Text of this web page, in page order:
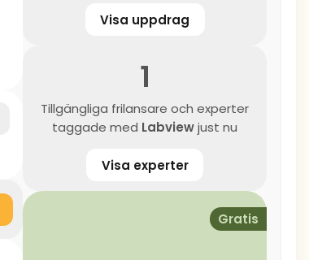
Visa uppdrag
1
Tillgängliga frilansare och experter
taggade med Labviewjust nu
Visa experter
Gratis